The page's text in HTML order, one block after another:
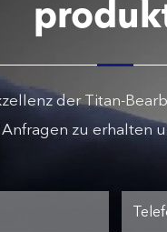
der Titan-
zu erhalten